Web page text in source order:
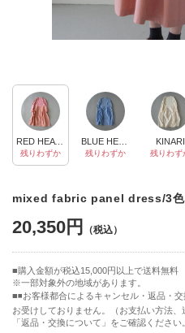
RED HEATHER
残りわずか 残りわずか
KINARI
残りわず
mixed fabric panel dress/3色
20,350円
購入金額が税込15,000円以上で送料無料
※一部対象外の地域があります。
◾️お客様都合によるキャンセル・返品・交
お受けしておりません。（お支払い方法
「返品・交換について」をご確認ください